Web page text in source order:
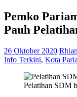
Pemko
Pauh
26 Oktober 2020
Info Terkini, Kota
Pelatihan SDM